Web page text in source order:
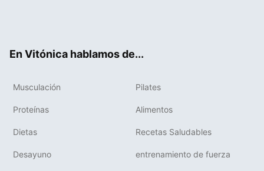
En Vitónica hablamos de...
Musculación Pilates
Proteínas Alimentos
Dietas Recetas Saludables
Desayuno entrenamiento de fuerza